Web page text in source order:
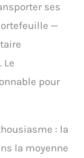
ses
—
Le
pour
: la
la moyenne